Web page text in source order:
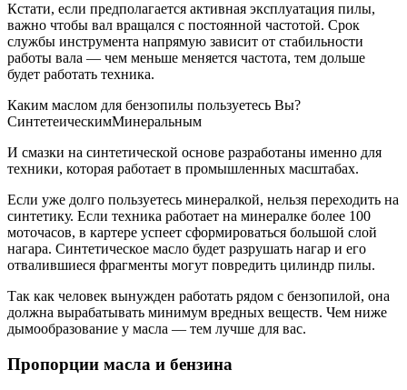
Кстати, если предполагается активная эксплуатация пилы,
важно чтобы вал вращался с постоянной частотой. Срок
службы инструмента напрямую зависит от стабильности
работы вала — чем меньше меняется частота, тем дольше
будет работать техника.
Каким маслом для бензопилы пользуетесь Вы?
СинтетеическимМинеральным
И смазки на синтетической основе разработаны именно для
техники, которая работает в промышленных масштабах.
Если уже долго пользуетесь минералкой, нельзя переходить на
синтетику. Если техника работает на минералке более 100
моточасов, в картере успеет сформироваться большой слой
нагара. Синтетическое масло будет разрушать нагар и его
отвалившиеся фрагменты могут повредить цилиндр пилы.
Так как человек вынужден работать рядом с бензопилой, она
должна вырабатывать минимум вредных веществ. Чем ниже
дымообразование у масла — тем лучше для вас.
Пропорции масла и бензина